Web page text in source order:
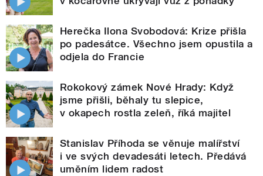
Herečka Ilona Svobodová: Krize přišla
po padesátce. Všechno jsem opustila a
odjela do Francie
Rokokový zámek Nové Hrady: Když
jsme přišli, běhaly tu slepice,
v okapech rostla zeleň, říká majitel
Stanislav Příhoda se věnuje malířství
i ve svých devadesáti letech. Předává
uměním lidem radost